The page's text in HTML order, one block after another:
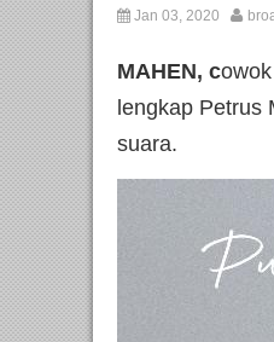
Jan 03, 2020
MAHEN, c
lengkap Petrus
suara.